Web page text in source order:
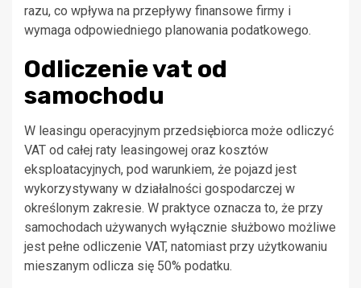
razu, co wpływa na przepływy finansowe firmy i
wymaga odpowiedniego planowania podatkowego.
Odliczenie vat od
samochodu
W leasingu operacyjnym przedsiębiorca może odliczyć
VAT od całej raty leasingowej oraz kosztów
eksploatacyjnych, pod warunkiem, że pojazd jest
wykorzystywany w działalności gospodarczej w
określonym zakresie. W praktyce oznacza to, że przy
samochodach używanych wyłącznie służbowo możliwe
jest pełne odliczenie VAT, natomiast przy użytkowaniu
mieszanym odlicza się 50% podatku.